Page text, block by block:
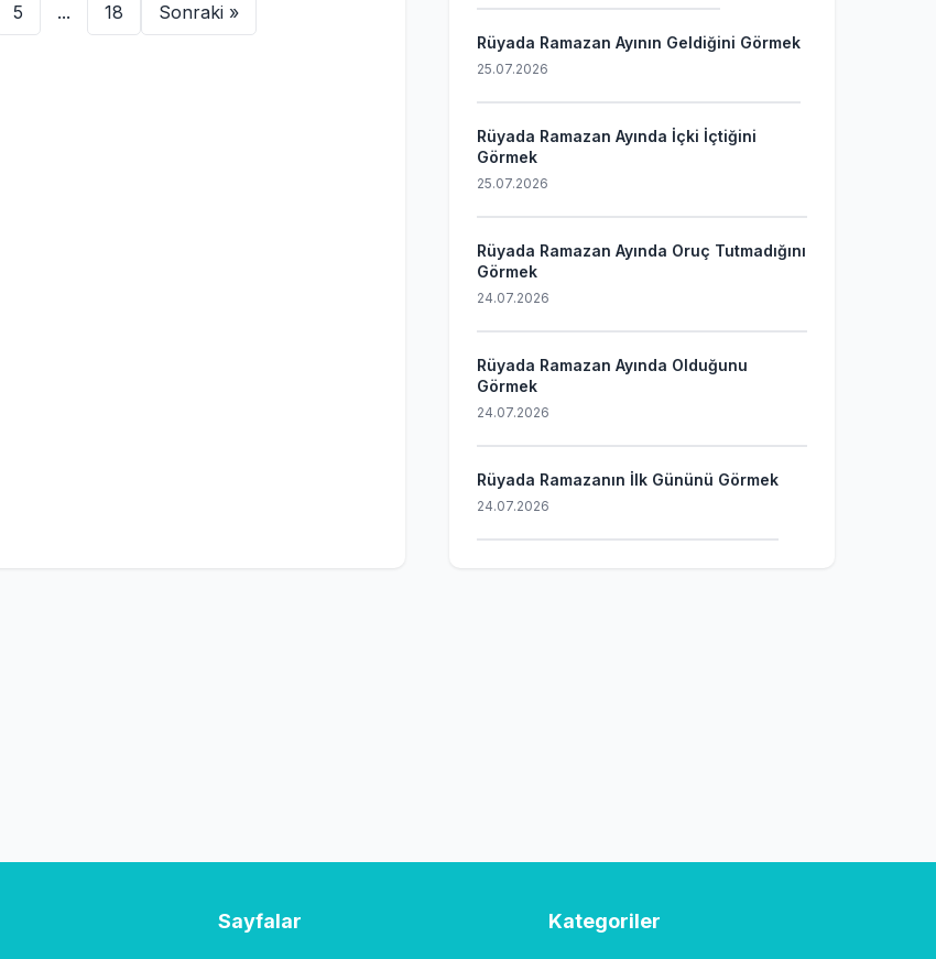
5 ... 18 Sonraki »
Rüyada Ramazan Ayının Geldiğini Görmek
25.07.2026
Rüyada Ramazan Ayında İçki İçtiğini
Görmek
25.07.2026
Rüyada Ramazan Ayında Oruç Tutmadığını
Görmek
24.07.2026
Rüyada Ramazan Ayında Olduğunu
Görmek
24.07.2026
Rüyada Ramazanın İlk Gününü Görmek
24.07.2026
Sayfalar Kategoriler